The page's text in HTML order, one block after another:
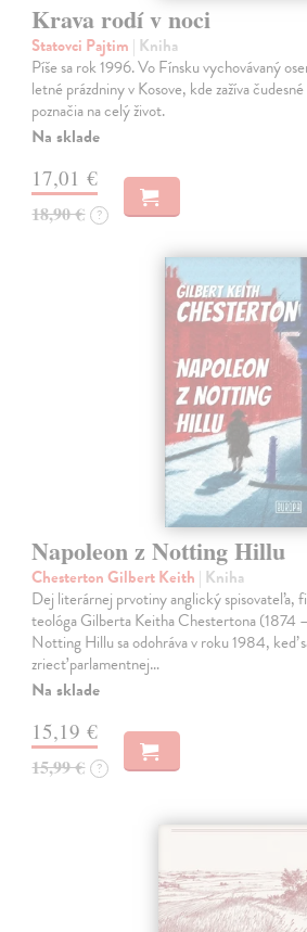
Krava rodí v noci
Statovci Pajtim | Kniha
Píše sa rok 1996. Vo Fínsku vychovávaný
letné prázdniny v Kosove, kde zažíva
poznačia na celý život.
Na sklade
17,01 €
18,90 € ?
Napoleon z Notting Hillu
Chesterton Gilbert Keith | Kniha
Dej literárnej prvotiny anglický spisovateľa,
teológa Gilberta Keitha Chestertona (1874
Notting Hillu sa odohráva v roku 1984, keď
zriecť parlamentnej…
Na sklade
15,19 €
15,99 € ?